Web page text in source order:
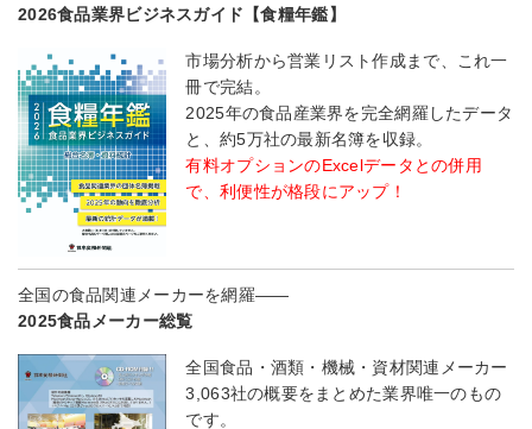
2026食品業界ビジネスガイド【食糧年鑑】
市場分析から営業リスト作成まで、これ一
冊で完結。
2025年の食品産業界を完全網羅したデータ
と、約5万社の最新名簿を収録。
有料オプションのExcelデータとの併用
で、利便性が格段にアップ！
全国の食品関連メーカーを網羅――
2025食品メーカー総覧
全国食品・酒類・機械・資材関連メーカー
3,063社の概要をまとめた業界唯一のもの
です。